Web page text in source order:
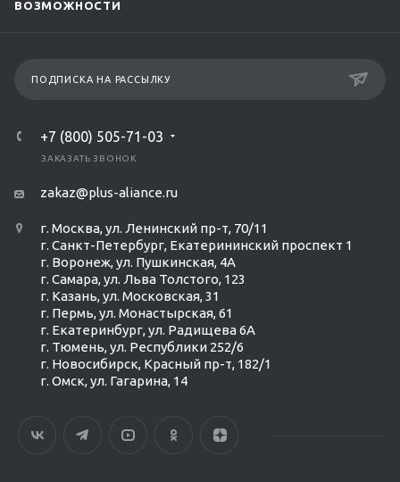
ВОЗМОЖНОСТИ
ПОДПИСКА НА РАССЫЛКУ
+7 (800) 505-71-03
ЗАКАЗАТЬ ЗВОНОК
zakaz@plus-aliance.ru
г. Москва, ул. Ленинский пр-т, 70/11
г. Санкт-Петербург, Екатерининский проспект 1
г. Воронеж, ул. Пушкинская, 4А
г. Самара, ул. Льва Толстого, 123
г. Казань, ул. Московская, 31
г. Пермь, ул. Монастырская, 61
г. Екатеринбург, ул. Радищева 6А
г. Тюмень, ул. Республики 252/6
г. Новосибирск, Красный пр-т, 182/1
г. Омск, ул. ​Гагарина, 14